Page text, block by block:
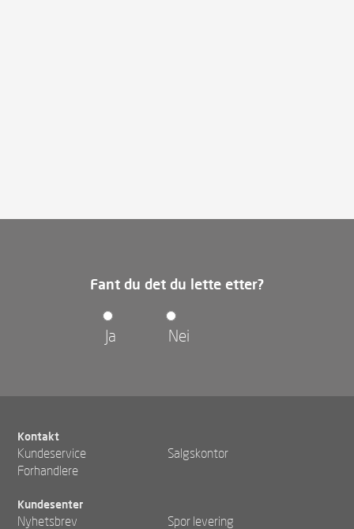
Fant du det du lette etter?
Ja Nei
Kontakt
Kundeservice
Salgskontor
Forhandlere
Kundesenter
Nyhetsbrev
Spor levering